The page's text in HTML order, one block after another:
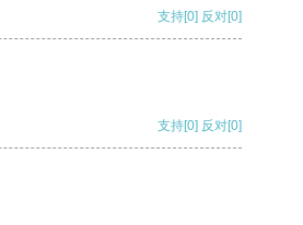
支持[0] 反对[0]
支持[0] 反对[0]